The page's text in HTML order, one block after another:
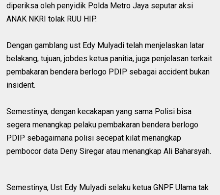
diperiksa oleh penyidik Polda Metro Jaya seputar aksi
ANAK NKRI tolak RUU HIP.
Dengan gamblang ust Edy Mulyadi telah menjelaskan latar
belakang, tujuan, jobdes ketua panitia, juga penjelasan terkait
pembakaran bendera berlogo PDIP sebagai accident bukan
insident.
Semestinya, dengan kecakapan yang sama Polisi bisa
segera menangkap pelaku pembakaran bendera berlogo
PDIP sebagaimana polisi secepat kilat menangkap
pembocor data Deny Siregar atau menangkap Ali Baharsyah.
Semestinya, Ust Edy Mulyadi selaku ketua GNPF Ulama tak